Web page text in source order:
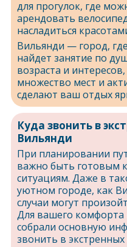
для прогулок, где
арендовать
насладиться
Вильянди — город,
найдет занятие по
возраста и
множество мест и
сделают ваш отдых
Куда звонить в
Вильянди
При планировании
важно быть готовым
ситуациям. Даже в
уютном городе, как
случаи могут
Для вашего комфорта
собрали основную
звонить в экстренных